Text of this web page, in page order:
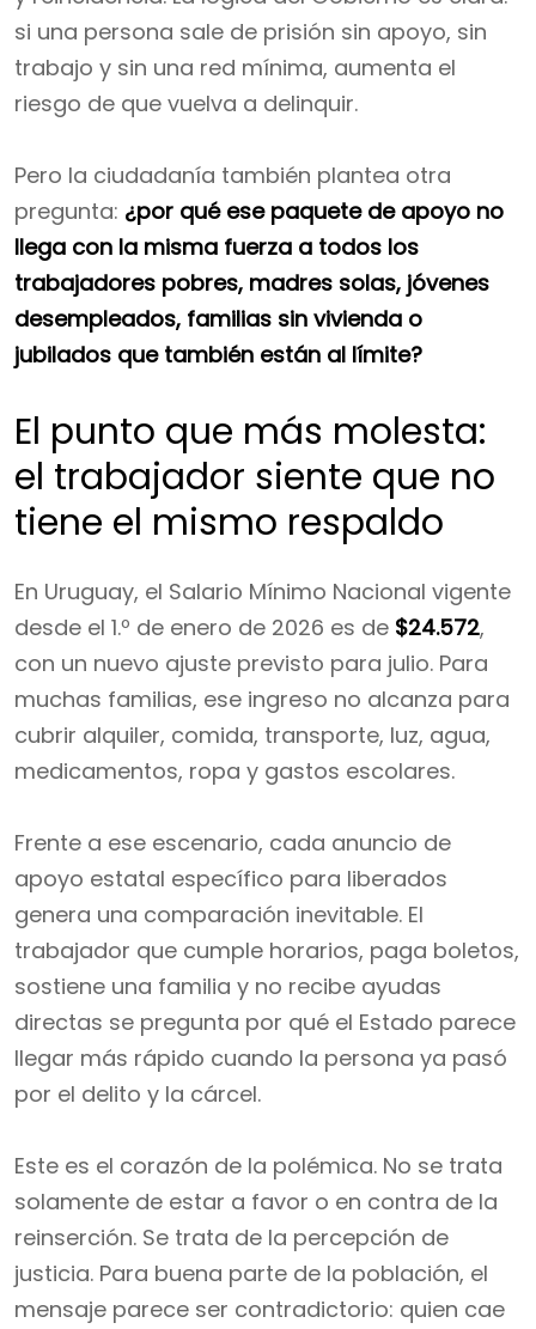
si una persona sale de prisión sin apoyo, sin
trabajo y sin una red mínima, aumenta el
riesgo de que vuelva a delinquir.
Pero la ciudadanía también plantea otra
pregunta: ¿por qué ese paquete de apoyo no
llega con la misma fuerza a todos los
trabajadores pobres, madres solas, jóvenes
desempleados, familias sin vivienda o
jubilados que también están al límite?
El punto que más molesta:
el trabajador siente que no
tiene el mismo respaldo
En Uruguay, el Salario Mínimo Nacional vigente
desde el 1.º de enero de 2026 es de $24.572,
con un nuevo ajuste previsto para julio. Para
muchas familias, ese ingreso no alcanza para
cubrir alquiler, comida, transporte, luz, agua,
medicamentos, ropa y gastos escolares.
Frente a ese escenario, cada anuncio de
apoyo estatal específico para liberados
genera una comparación inevitable. El
trabajador que cumple horarios, paga boletos,
sostiene una familia y no recibe ayudas
directas se pregunta por qué el Estado parece
llegar más rápido cuando la persona ya pasó
por el delito y la cárcel.
Este es el corazón de la polémica. No se trata
solamente de estar a favor o en contra de la
reinserción. Se trata de la percepción de
justicia. Para buena parte de la población, el
mensaje parece ser contradictorio: quien cae